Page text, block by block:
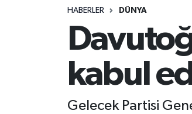
HABERLER DÜNYA
kabul
Gelecek Partisi
Trafik Durumu
Süper Lig Puan Durumu ve Fikstür
Tüm Manşetler
Son Dakika Haberleri